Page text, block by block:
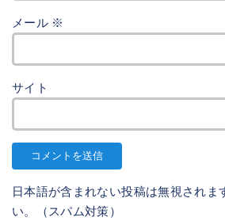
メール ※
サイト
日本語が含まれない投稿は無視されま
い。（スパム対策）